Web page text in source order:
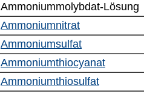
Ammoniummolybdat-Lösung
Ammoniumnitrat
Ammoniumsulfat
Ammoniumthiocyanat
Ammoniumthiosulfat